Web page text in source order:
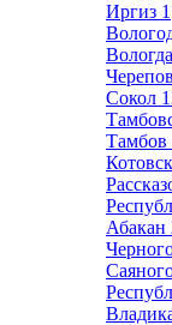
Иргиз 1
Вологда
Сокол
Тамбов
Котовск
Абакан